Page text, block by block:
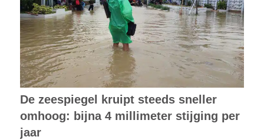
De zeespiegel kruipt steeds sneller
omhoog: bijna 4 millimeter stijging per
jaar